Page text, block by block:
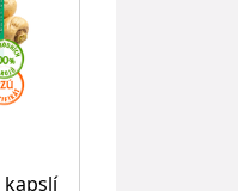
kapslí